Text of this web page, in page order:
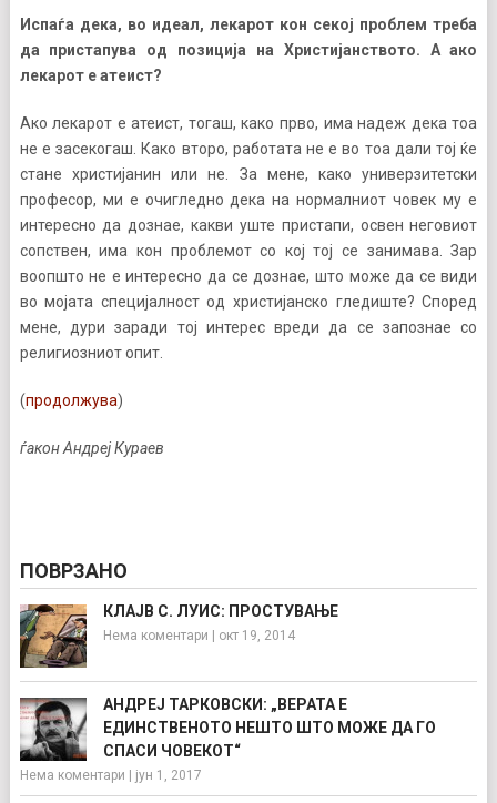
Испаѓа дека, во идеал, лекарот кон секој проблем треба
да пристапува од позиција на Христијанството. А ако
лекарот е атеист?
Ако лекарот е атеист, тогаш, како прво, има надеж дека тоа
не е засекогаш. Како второ, работата не е во тоа дали тој ќе
стане христијанин или не. За мене, како универзитетски
професор, ми е очигледно дека на нормалниот човек му е
интересно да дознае, какви уште пристапи, освен неговиот
сопствен, има кон проблемот со кој тој се занимава. Зар
воопшто не е интересно да се дознае, што може да се види
во мојата специјалност од христијанско гледиште? Според
мене, дури заради тој интерес вреди да се запознае со
религиозниот опит.
(продолжува)
ѓакон Андреј Кураев
ПОВРЗАНО
КЛАЈВ С. ЛУИС: ПРОСТУВАЊЕ
Нема коментари | окт 19, 2014
АНДРЕЈ ТАРКОВСКИ: „ВЕРАТА Е
ЕДИНСТВЕНОТО НЕШТО ШТО МОЖЕ ДА ГО
СПАСИ ЧОВЕКОТ“
Нема коментари | јун 1, 2017